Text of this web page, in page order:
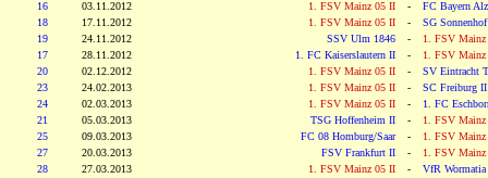
16
03.11.2012 1. FSV Mainz 05 II -
FC Bayern
18
17.11.2012 1. FSV Mainz 05 II -
SG
19
24.11.2012 SSV Ulm 1846 -
1. FSV
17
28.11.2012 1. FC Kaiserslautern II -
1. FSV
20
02.12.2012 1. FSV Mainz 05 II -
SV Eintracht
23
24.02.2013 1. FSV Mainz 05 II -
SC Freiburg II
24
02.03.2013 1. FSV Mainz 05 II -
1. FC
21
05.03.2013 TSG Hoffenheim II -
1. FSV
25
09.03.2013 FC 08 Homburg/Saar -
1. FSV
27
20.03.2013 FSV Frankfurt II -
1. FSV
28
27.03.2013 1. FSV Mainz 05 II -
VfR Wormatia